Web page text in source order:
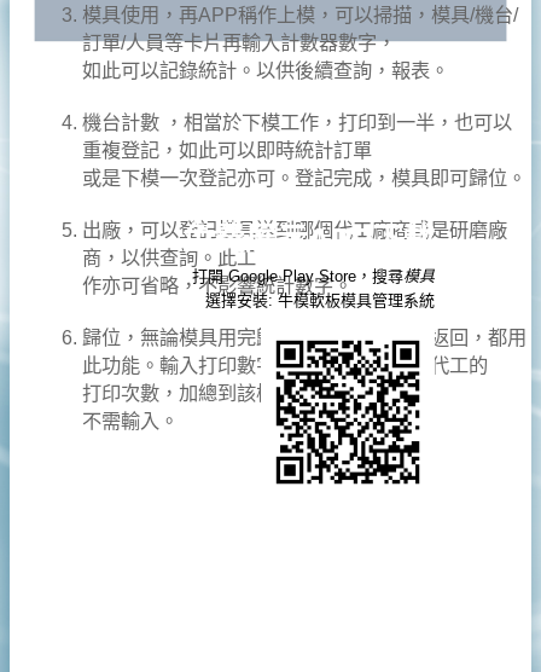
模具使用，再APP稱作上模，可以掃描，模具/機台/
訂單/人員等卡片再輸入計數器數字，
如此可以記錄統計。以供後續查詢，報表。
機台計數 ，相當於下模工作，打印到一半，也可以
重複登記，如此可以即時統計訂單
或是下模一次登記亦可。登記完成，模具即可歸位。
出廠，可以登記模具送到哪個代工廠商或是研磨廠
商，以供查詢。此工
作亦可省略，不影響統計數字。
歸位，無論模具用完歸位，或是出廠代工返回，都用
此功能。輸入打印數字，目的是，將出廠代工的
打印次數，加總到該模具次數。一般歸位
不需輸入。
免費展示APP下載
打開 Google Play Store，搜尋模具
選擇安裝: 牛模軟板模具管理系統